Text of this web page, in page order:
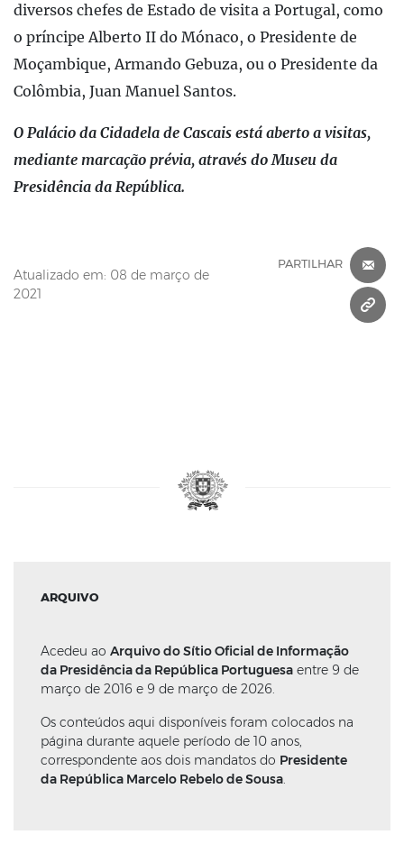
diversos chefes de Estado de visita a Portugal, como
o príncipe Alberto II do Mónaco, o Presidente de
Moçambique, Armando Gebuza, ou o Presidente da
Colômbia, Juan Manuel Santos.
O Palácio da Cidadela de Cascais está aberto a visitas,
mediante marcação prévia, através do Museu da
Presidência da República.
Atualizado em: 08 de março de
2021
PARTILHAR
ARQUIVO
Acedeu ao Arquivo do Sítio Oficial de Informação
da Presidência da República Portuguesa entre 9 de
março de 2016 e 9 de março de 2026.
Os conteúdos aqui disponíveis foram colocados na
página durante aquele período de 10 anos,
correspondente aos dois mandatos do Presidente
da República Marcelo Rebelo de Sousa.